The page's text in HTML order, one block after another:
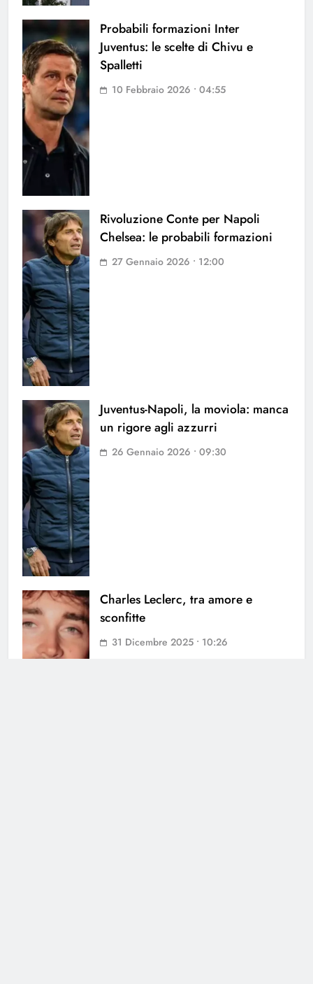
Probabili formazioni Inter
Juventus: le scelte di Chivu e
Spalletti
10 Febbraio 2026 • 04:55
Rivoluzione Conte per Napoli
Chelsea: le probabili formazioni
27 Gennaio 2026 • 12:00
Juventus-Napoli, la moviola: manca
un rigore agli azzurri
26 Gennaio 2026 • 09:30
Charles Leclerc, tra amore e
sconfitte
31 Dicembre 2025 • 10:26